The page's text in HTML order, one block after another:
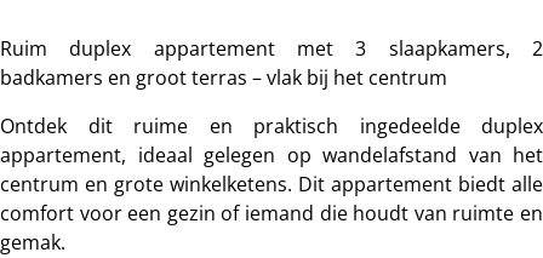
Ruim duplex appartement met 3 slaapkamers, 2
badkamers en groot terras – vlak bij het centrum
Ontdek dit ruime en praktisch ingedeelde duplex
appartement, ideaal gelegen op wandelafstand van het
centrum en grote winkelketens. Dit appartement biedt alle
comfort voor een gezin of iemand die houdt van ruimte en
gemak.